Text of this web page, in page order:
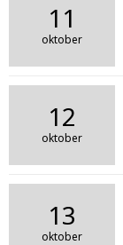
11
oktober
12
oktober
13
oktober